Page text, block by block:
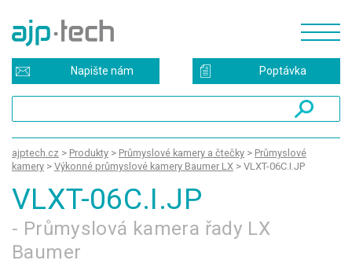
Poptávka
Napište nám
ajptech.cz > Produkty > Průmyslové kamery a čtečky > Průmyslové
kamery > Výkonné průmyslové kamery Baumer LX > VLXT-06C.I.JP
VLXT-06C.I.JP
- Průmyslová kamera řady LX
Baumer